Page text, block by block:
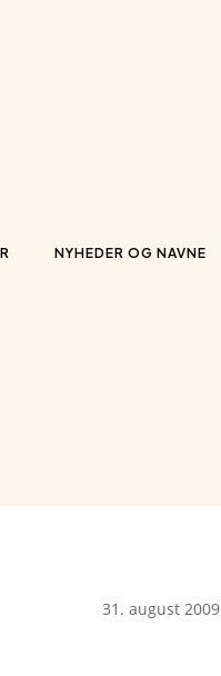
NYHEDER OG NAVNE
31. august 2009